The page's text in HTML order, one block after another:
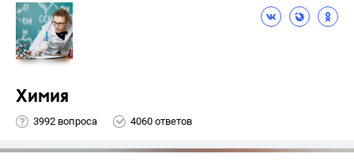
Химия
3992 вопроса 4060 ответов